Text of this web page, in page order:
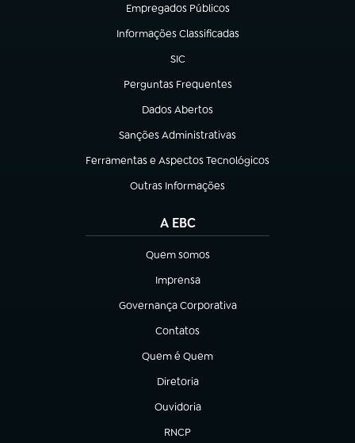
Empregados Públicos
(abre em nova aba)
Informações Classificadas
(abre em nova aba)
SIC
(abre em nova aba)
Perguntas Frequentes
(abre em nova aba)
Dados Abertos
(abre em nova aba)
Sanções Administrativas
(abre em nova aba)
Ferramentas e Aspectos Tecnológicos
(abre em nova aba)
Outras Informações
(abre em nova aba)
A EBC
Quem somos
(abre em nova aba)
Imprensa
(abre em nova aba)
Governança Corporativa
(abre em nova aba)
Contatos
(abre em nova aba)
Quem é Quem
(abre em nova aba)
Diretoria
(abre em nova aba)
Ouvidoria
(abre em nova aba)
RNCP
(abre em nova aba)